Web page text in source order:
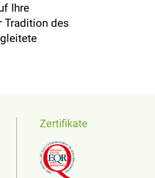
Ihre
Tradition des
Zertifikate